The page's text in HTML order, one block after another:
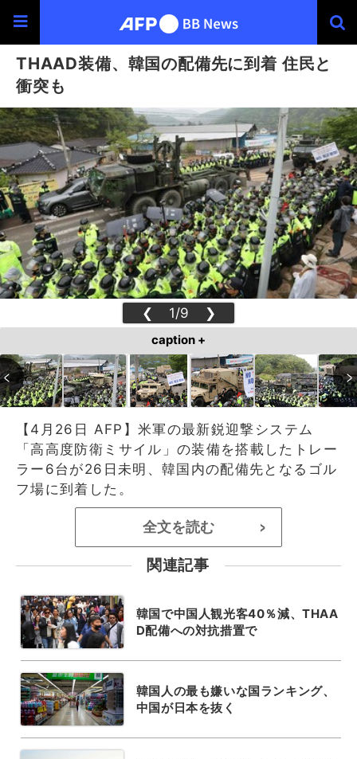
THAAD装備、韓国の配備先に到着 住民と
衝突も
❮ 1/9 ❯
caption +
【4月26日 AFP】米軍の最新鋭迎撃システム
「高高度防衛ミサイル」の装備を搭載したトレー
ラー6台が26日未明、韓国内の配備先となるゴル
フ場に到着した。
全文を読む >
関連記事
韓国で中国人観光客40％減、THAA
D配備への対抗措置で
韓国人の最も嫌いな国ランキング、
中国が日本を抜く